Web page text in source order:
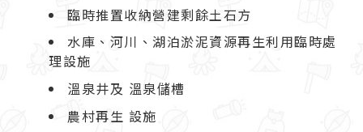
臨時推置收納營建剩餘土石方
水庫、河川、湖泊淤泥資源再生利用臨時處
理設施
溫泉井及 溫泉儲槽
農村再生 設施